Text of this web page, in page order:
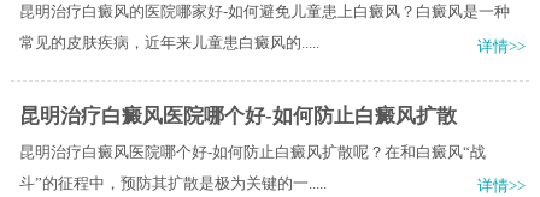
昆明治疗白癜风的医院哪家好-如何避免儿童患上白癜风？白癜风是一种
常见的皮肤疾病，近年来儿童患白癜风的.....
详情>>
昆明治疗白癜风医院哪个好-如何防止白癜风扩散
昆明治疗白癜风医院哪个好-如何防止白癜风扩散呢？在和白癜风“战
斗”的征程中，预防其扩散是极为关键的一.....
详情>>